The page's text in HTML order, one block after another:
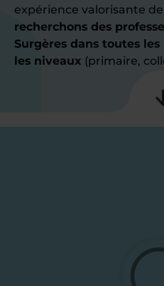
expérience valorisante
recherchons des
Surgères dans toutes
les niveaux (primaire,